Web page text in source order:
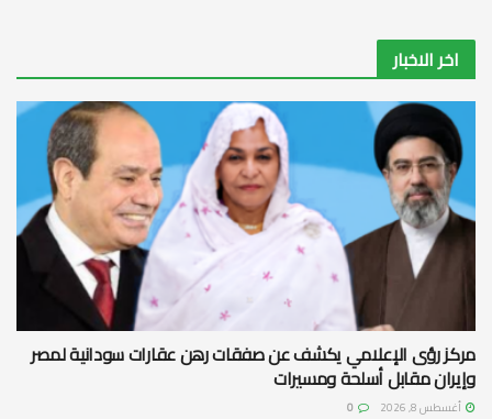
اخر الاخبار
مركز رؤى الإعلامي يكشف عن صفقات رهن عقارات سودانية لمصر
وإيران مقابل أسلحة ومسيرات
أغسطس 8, 2026